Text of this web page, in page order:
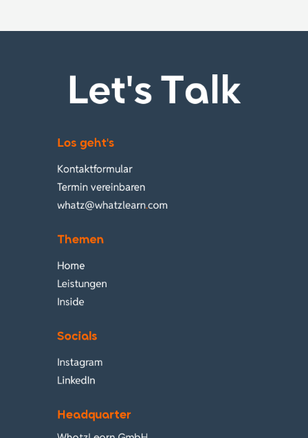
Let's Talk
Los geht's
Kontaktformular
Termin vereinbaren
whatz@whatzlearn.com
Themen
Home
Leistungen
Inside
Socials
Instagram
LinkedIn
Headquarter